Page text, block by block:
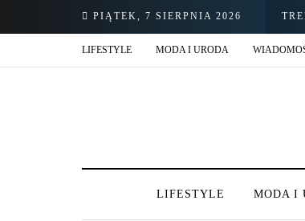
PIĄTEK, 7 SIERPNIA 2026
LIFESTYLE MODA I URODA
LIFESTYLE MODA I